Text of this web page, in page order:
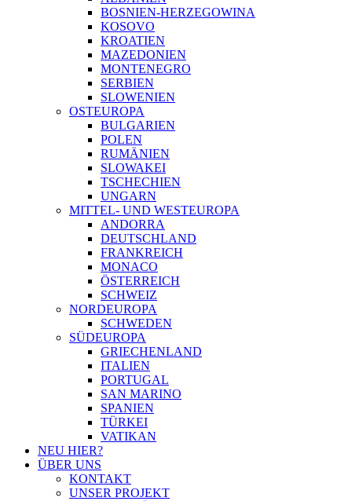
BOSNIEN-HERZEGOWINA
KOSOVO
KROATIEN
MAZEDONIEN
MONTENEGRO
SERBIEN
SLOWENIEN
OSTEUROPA
BULGARIEN
POLEN
RUMÄNIEN
SLOWAKEI
TSCHECHIEN
UNGARN
MITTEL- UND WESTEUROPA
ANDORRA
DEUTSCHLAND
FRANKREICH
MONACO
ÖSTERREICH
SCHWEIZ
NORDEUROPA
SCHWEDEN
SÜDEUROPA
GRIECHENLAND
ITALIEN
PORTUGAL
SAN MARINO
SPANIEN
TÜRKEI
VATIKAN
NEU HIER?
ÜBER UNS
KONTAKT
UNSER PROJEKT